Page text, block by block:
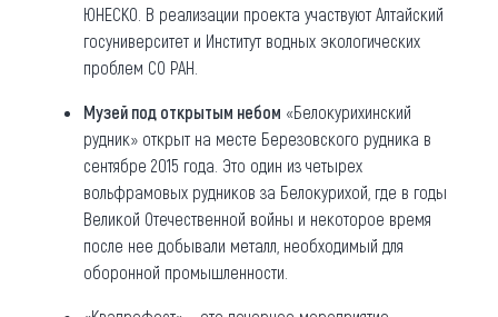
ЮНЕСКО. В реализации проекта участвуют Алтайский
госуниверситет и Институт водных экологических
проблем СО РАН.
Музей под открытым небом «Белокурихинский
рудник» открыт на месте Березовского рудника в
сентябре 2015 года. Это один из четырех
вольфрамовых рудников за Белокурихой, где в годы
Великой Отечественной войны и некоторое время
после нее добывали металл, необходимый для
оборонной промышленности.